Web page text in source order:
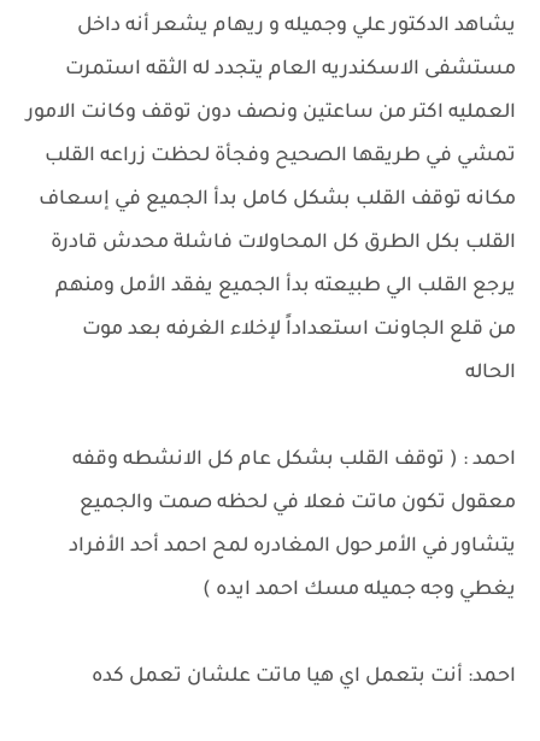
يشاهد الدكتور علي وجميله و ريهام يشعر أنه داخل
مستشفى الاسكندريه العام يتجدد له الثقه استمرت
العمليه اكتر من ساعتين ونصف دون توقف وكانت الامور
تمشي في طريقها الصحيح وفجأة لحظت زراعه القلب
مكانه توقف القلب بشكل كامل بدأ الجميع في إسعاف
القلب بكل الطرق كل المحاولات فاشلة محدش قادرة
يرجع القلب الي طبيعته بدأ الجميع يفقد الأمل ومنهم
من قلع الجاونت استعداداً لإخلاء الغرفه بعد موت
الحاله
احمد : ( توقف القلب بشكل عام كل الانشطه وقفه
معقول تكون ماتت فعلا في لحظه صمت والجميع
يتشاور في الأمر حول المغادره لمح احمد أحد الأفراد
يغطي وجه جميله مسك احمد ايده )
احمد: أنت بتعمل اي هيا ماتت علشان تعمل كده